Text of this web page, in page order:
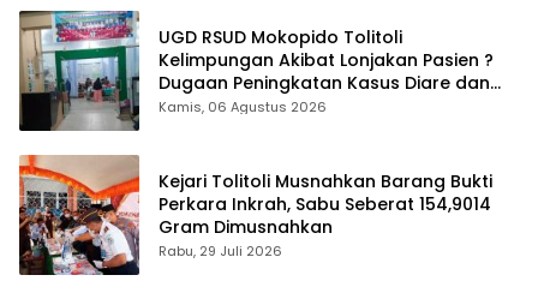
UGD RSUD Mokopido Tolitoli
Kelimpungan Akibat Lonjakan Pasien ?
Dugaan Peningkatan Kasus Diare dan
Muntaber Tuai Sorotan
Kamis, 06 Agustus 2026
Kejari Tolitoli Musnahkan Barang Bukti
Perkara Inkrah, Sabu Seberat 154,9014
Gram Dimusnahkan
Rabu, 29 Juli 2026